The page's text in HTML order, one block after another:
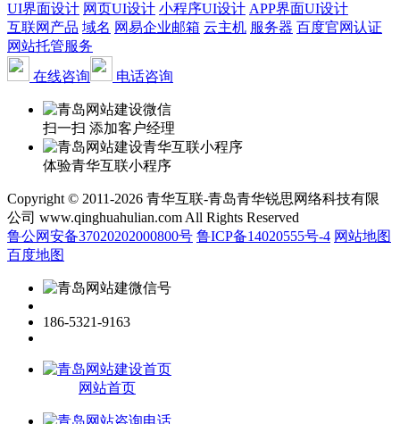
UI界面设计 网页UI设计 小程序UI设计 APP界面UI设计
互联网产品 域名 网易企业邮箱 云主机 服务器 百度官网认证
网站托管服务
在线咨询
电话咨询
扫一扫 添加客户经理
体验青华互联小程序
Copyright © 2011-2026 青华互联-青岛青华锐思网络科技有限
公司 www.qinghuahulian.com All Rights Reserved
鲁公网安备37020202000800号 鲁ICP备14020555号-4 网站地图
百度地图
186-5321-9163
网站首页